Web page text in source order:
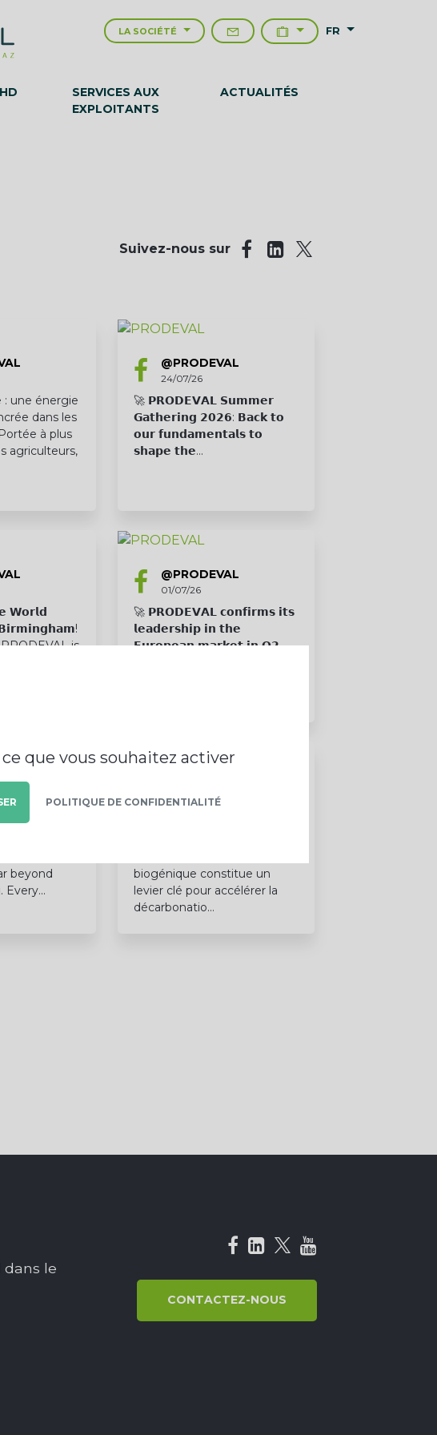
LA SOCIÉTÉ FR
SERVICES AUX
EXPLOITANTS
ACTUALITÉS
Suivez-nous sur
une énergie
dans les
à plus
agriculteurs,
@PRODEVAL
24/07/26
🚀 𝗣𝗥𝗢𝗗𝗘𝗩𝗔𝗟 𝗦𝘂𝗺𝗺𝗲𝗿
𝗚𝗮𝘁𝗵𝗲𝗿𝗶𝗻𝗴 𝟮𝟬𝟮𝟲: 𝗕𝗮𝗰𝗸 𝘁𝗼
𝗼𝘂𝗿 𝗳𝘂𝗻𝗱𝗮𝗺𝗲𝗻𝘁𝗮𝗹𝘀 𝘁𝗼
𝘀𝗵𝗮𝗽𝗲 𝘁𝗵𝗲...
𝗪𝗼𝗿𝗹𝗱
is
@PRODEVAL
01/07/26
🚀 𝗣𝗥𝗢𝗗𝗘𝗩𝗔𝗟 𝗰𝗼𝗻𝗳𝗶𝗿𝗺𝘀 𝗶𝘁𝘀
𝗹𝗲𝗮𝗱𝗲𝗿𝘀𝗵𝗶𝗽 𝗶𝗻 𝘁𝗵𝗲
𝗘𝘂𝗿𝗼𝗽𝗲𝗮𝗻 𝗺𝗮𝗿𝗸𝗲𝘁 𝗶𝗻 𝗤𝟮
𝘁𝗵𝗮𝘁
beyond
Every...
24/06/26
biogénique constitue un
levier clé pour accélérer la
décarbonatio…
dans le
CONTACTEZ-NOUS
que vous souhaitez activer
POLITIQUE DE CONFIDENTIALITÉ